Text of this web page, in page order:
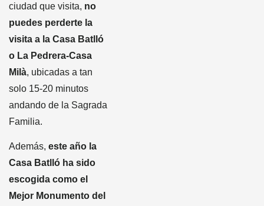
ciudad que visita, no
puedes perderte la
visita a la Casa Batlló
o La Pedrera-Casa
Milà, ubicadas a tan
solo 15-20 minutos
andando de la Sagrada
Familia.
Además, este año la
Casa Batlló ha sido
escogida como el
Mejor Monumento del